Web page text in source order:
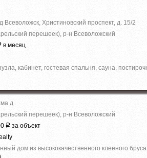
Всеволожск, Христиновский проспект, д. 15/2
перешеек), р-н Всеволожский
в месяц
кабинет, гостевая спальня, сауна,
д
перешеек), р-н Всеволожский
Р за объект
дом из высококачественного клееного